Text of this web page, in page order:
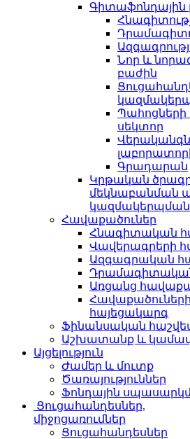
Գիտաֆոնդային
Նոր և
բաժին
սեկտոր
Գրադարան
Կրթական
մեկնաբանման
Հավաքածուներ
Հնագիտական
Վավերագրերի
Ազգագրական
Առցանց
հայեցակարգ
Ֆինանսական
Աշխատանք և
Այցելություն
Ժամեր և մուտք
Ծառայություններ
Ֆոնդային
Ցուցահանդեսներ,
միջոցառումներ
Ցուցահանդեսներ